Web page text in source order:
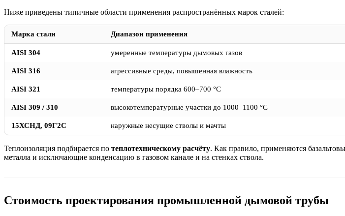
Ниже приведены типичные области применения распространённых марок сталей:
Марка стали Диапазон применения
AISI 304 умеренные температуры дымовых газов
AISI 316 агрессивные среды, повышенная влажность
AISI 321 температуры порядка 600–700 °C
AISI 309 / 310 высокотемпературные участки до 1000–1100 °C
15ХСНД, 09Г2С наружные несущие стволы и мачты
Теплоизоляция подбирается по теплотехническому расчёту. Как правило, применяются
металла и исключающие конденсацию в газовом канале и на стенках ствола.
Стоимость проектирования промышленной дымовой трубы